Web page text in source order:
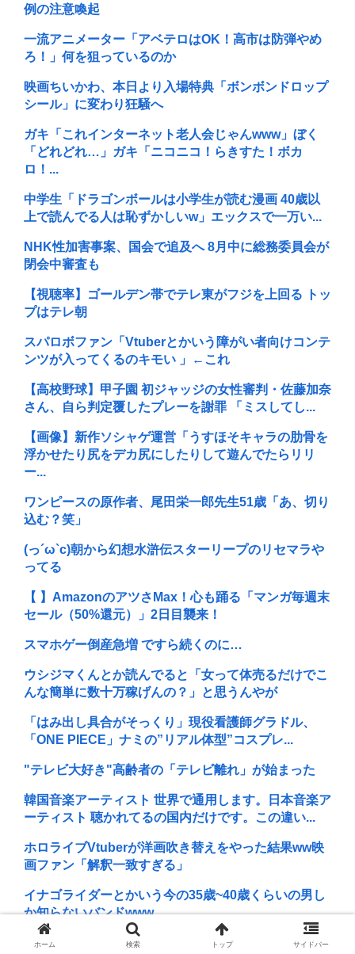
例の注意喚起
一流アニメーター「アベテロはOK！高市は防弾やめ
ろ！」何を狙っているのか
映画ちいかわ、本日より入場特典「ボンボンドロップ
シール」に変わり狂騒へ
ガキ「これインターネット老人会じゃんwww」ぼく
「どれどれ…」ガキ「ニコニコ！らきすた！ボカ
ロ！...
中学生「ドラゴンボールは小学生が読む漫画 40歳以
上で読んでる人は恥ずかしいw」エックスで一万い...
NHK性加害事案、国会で追及へ 8月中に総務委員会が
閉会中審査も
【視聴率】ゴールデン帯でテレ東がフジを上回る トッ
プはテレ朝
スパロボファン「Vtuberとかいう障がい者向けコンテ
ンツが入ってくるのキモい 」←これ
【高校野球】甲子園 初ジャッジの女性審判・佐藤加奈
さん、自ら判定覆したプレーを謝罪 「ミスしてし...
【画像】新作ソシャゲ運営「うすほそキャラの肋骨を
浮かせたり尻をデカ尻にしたりして遊んでたらリリ
ー...
ワンピースの原作者、尾田栄一郎先生51歳「あ、切り
込む？笑」
(っ´ω`c)朝から幻想水滸伝スターリープのリセマラや
ってる
【 】AmazonのアツさMax！心も踊る「マンガ毎週末
セール（50%還元）」2日目襲来！
スマホゲー倒産急増 ですら続くのに…
ウシジマくんとか読んでると「女って体売るだけでこ
んな簡単に数十万稼げんの？」と思うんやが
「はみ出し具合がそっくり」現役看護師グラドル、
「ONE PIECE」ナミの”リアル体型”コスプレ...
"テレビ大好き"高齢者の「テレビ離れ」が始まった
韓国音楽アーティスト 世界で通用します。日本音楽ア
ーティスト 聴かれてるの国内だけです。この違い...
ホロライブVtuberが洋画吹き替えをやった結果ww映
画ファン「解釈一致すぎる」
イナゴライダーとかいう今の35歳~40歳くらいの男し
か知らないバンドwww
中学生の射精ってすごいな
ホーム 検索 トップ サイドバー